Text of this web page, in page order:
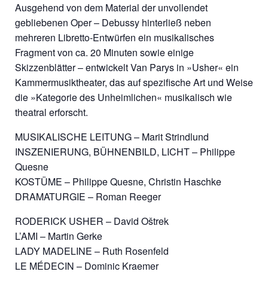
Ausgehend von dem Material der unvollendet
gebliebenen Oper – Debussy hinterließ neben
mehreren Libretto-Entwürfen ein musikalisches
Fragment von ca. 20 Minuten sowie einige
Skizzenblätter – entwickelt Van Parys in »Usher« ein
Kammermusiktheater, das auf spezifische Art und Weise
die »Kategorie des Unheimlichen« musikalisch wie
theatral erforscht.
MUSIKALISCHE LEITUNG – Marit Strindlund
INSZENIERUNG, BÜHNENBILD, LICHT – Philippe
Quesne
KOSTÜME – Philippe Quesne, Christin Haschke
DRAMATURGIE – Roman Reeger
RODERICK USHER – David Oštrek
L’AMI – Martin Gerke
LADY MADELINE – Ruth Rosenfeld
LE MÉDECIN – Dominic Kraemer